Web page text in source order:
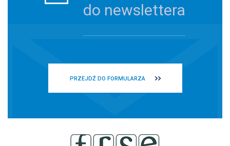
do newslettera
PRZEJDŹ DO FORMULARZA